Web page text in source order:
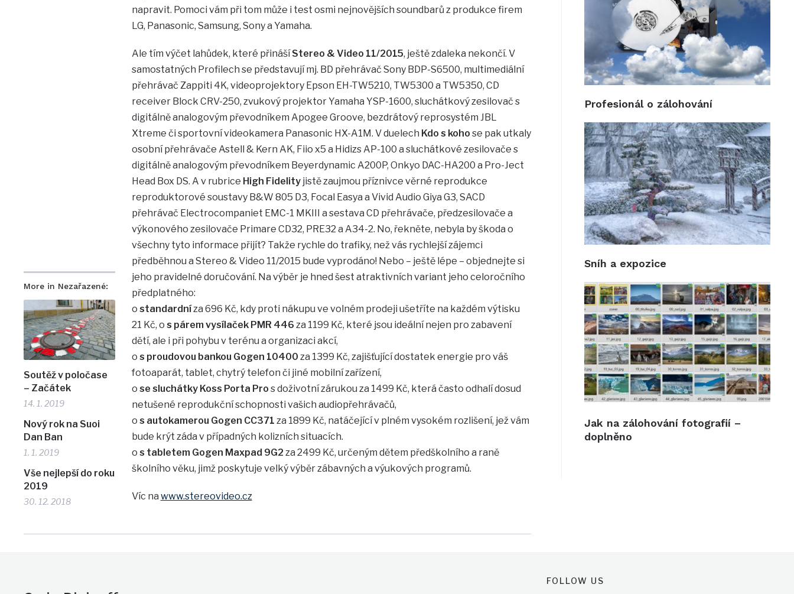
More in Nezařazené:
Soutěž v poločase
– Začátek
14. 1. 2019
Nový rok na Suoi
Dan Ban
1. 1. 2019
Vše nejlepší do roku
2019
30. 12. 2018
napravit. Pomoci vám při tom může i test osmi nejnovějších soundbarů z produkce firem
LG, Panasonic, Samsung, Sony a Yamaha.
Ale tím výčet lahůdek, které přinášíStereo & Video 11/2015, ještě zdaleka nekončí. V
samostatných Profilech se představují mj. BD přehrávač Sony BDP-S6500, multimediální
přehrávač Zappiti 4K, videoprojektory Epson EH-TW5210, TW5300 a TW5350, CD
receiver Block CRV-250, zvukový projektor Yamaha YSP-1600, sluchátkový zesilovač s
digitálně analogovým převodníkem Apogee Groove, bezdrátový reprosystém JBL
Xtreme či sportovní videokamera Panasonic HX-A1M. V duelech Kdo s koho se pak utkaly
osobní přehrávače Astell & Kern AK, Fiio x5 a Hidizs AP-100 a sluchátkové zesilovače s
digitálně analogovým převodníkem Beyerdynamic A200P, Onkyo DAC-HA200 a Pro-Ject
Head Box DS. A v rubrice High Fidelityjistě zaujmou příznivce věrné reprodukce
reproduktorové soustavy B&W 805 D3, Focal Easya a Vivid Audio Giya G3, SACD
přehrávač Electrocompaniet EMC-1 MKIII a sestava CD přehrávače, předzesilovače a
výkonového zesilovače Primare CD32, PRE32 a A34-2. No, řekněte, nebyla by škoda o
všechny tyto informace přijít? Takže rychle do trafiky, než vás rychlejší zájemci
předběhnou a Stereo & Video 11/2015 bude vyprodáno! Nebo – ještě lépe – objednejte si
jeho pravidelné doručování. Na výběr je hned šest atraktivních variant jeho celoročního
předplatného:
o standardníza 696 Kč, kdy proti nákupu ve volném prodeji ušetříte na každém výtisku
21 Kč, o s párem vysílaček PMR 446 za 1199 Kč, které jsou ideální nejen pro zabavení
dětí, ale i při pohybu v terénu a organizaci akcí,
o s proudovou bankou Gogen 10400 za 1399 Kč, zajišťující dostatek energie pro váš
fotoaparát, tablet, chytrý telefon či jiné mobilní zařízení,
o se sluchátky Koss Porta Pro s doživotní zárukou za 1499 Kč, která často odhalí dosud
netušené reprodukční schopnosti vašich audiopřehrávačů,
o s autokamerou Gogen CC371 za 1899 Kč, natáčející v plném vysokém rozlišení, jež vám
bude krýt záda v případných kolizních situacích.
o s tabletem Gogen Maxpad 9G2 za 2499 Kč, určeným dětem předškolního a raně
školního věku, jimž poskytuje velký výběr zábavných a výukových programů.
Víc na www.stereovideo.cz
Profesionál o zálohování
Sníh a expozice
Jak na zálohování fotografií –
doplněno
FOLLOW US